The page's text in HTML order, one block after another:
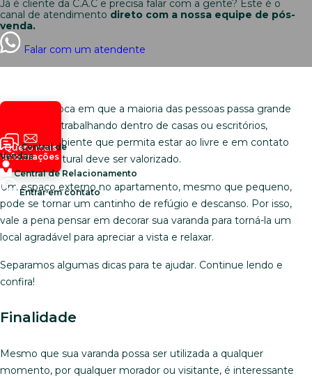
Já é cliente da C.A.C e precisa falar com a gente? Este é o
canal de atendimento direto com a nossa equipe de pós-
venda.
Falar com um atendente
Quero mais
informações
Central de
Vendas
Central de Relacionamento
Entrar em contato
Em uma época em que a maioria das pessoas passa grande
parte do dia trabalhando dentro de casas ou escritórios,
qualquer ambiente que permita estar ao livre e em contato
com a luz natural deve ser valorizado.
Um espaço externo no apartamento, mesmo que pequeno,
pode se tornar um cantinho de refúgio e descanso. Por isso,
vale a pena pensar em decorar sua varanda para torná-la um
local agradável para apreciar a vista e relaxar.
Separamos algumas dicas para te ajudar. Continue lendo e
confira!
Finalidade
Mesmo que sua varanda possa ser utilizada a qualquer
momento, por qualquer morador ou visitante, é interessante